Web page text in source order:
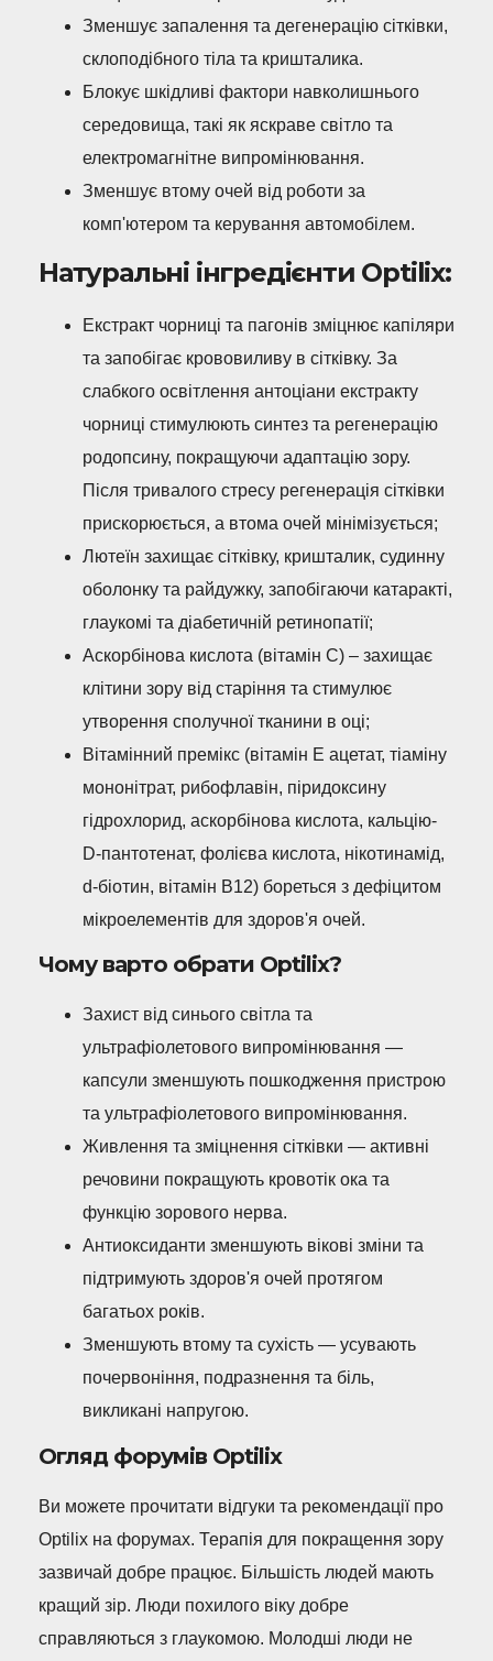
Зменшує запалення та дегенерацію сітківки,
склоподібного тіла та кришталика.
Блокує шкідливі фактори навколишнього
середовища, такі як яскраве світло та
електромагнітне випромінювання.
Зменшує втому очей від роботи за
комп'ютером та керування автомобілем.
Натуральні інгредієнти Optilix:
Екстракт чорниці та пагонів зміцнює капіляри
та запобігає крововиливу в сітківку. За
слабкого освітлення антоціани екстракту
чорниці стимулюють синтез та регенерацію
родопсину, покращуючи адаптацію зору.
Після тривалого стресу регенерація сітківки
прискорюється, а втома очей мінімізується;
Лютеїн захищає сітківку, кришталик, судинну
оболонку та райдужку, запобігаючи катаракті,
глаукомі та діабетичній ретинопатії;
Аскорбінова кислота (вітамін С) – захищає
клітини зору від старіння та стимулює
утворення сполучної тканини в оці;
Вітамінний премікс (вітамін Е ацетат, тіаміну
мононітрат, рибофлавін, піридоксину
гідрохлорид, аскорбінова кислота, кальцію-
D-пантотенат, фолієва кислота, нікотинамід,
d-біотин, вітамін B12) бореться з дефіцитом
мікроелементів для здоров'я очей.
Чому варто обрати Optilix?
Захист від синього світла та
ультрафіолетового випромінювання —
капсули зменшують пошкодження пристрою
та ультрафіолетового випромінювання.
Живлення та зміцнення сітківки — активні
речовини покращують кровотік ока та
функцію зорового нерва.
Антиоксиданти зменшують вікові зміни та
підтримують здоров'я очей протягом
багатьох років.
Зменшують втому та сухість — усувають
почервоніння, подразнення та біль,
викликані напругою.
Огляд форумів Optilix
Ви можете прочитати відгуки та рекомендації про
Optilix на форумах. Терапія для покращення зору
зазвичай добре працює. Більшість людей мають
кращий зір. Люди похилого віку добре
справляються з глаукомою. Молодші люди не